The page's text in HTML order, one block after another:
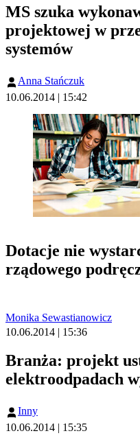
MS szuka
projektowej w
systemów
Anna Stańczuk
10.06.2014 | 15:42
Dotacje nie
rządowego
Monika Sewastianowicz
10.06.2014 | 15:36
Branża: projekt
elektroodpadach
Inny
10.06.2014 | 15:35